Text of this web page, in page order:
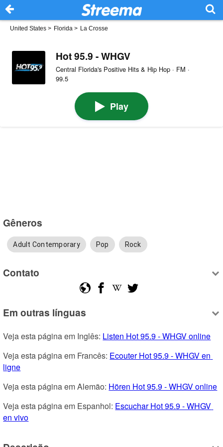
United States > Florida > La Crosse
Hot 95.9 - WHGV
Central Florida's Positive Hits & Hip Hop · FM ·
99.5
Play
Gêneros
Adult Contemporary Pop Rock
Contato
Em outras línguas
Veja esta página em Inglês: Listen Hot 95.9 - WHGV online
Veja esta página em Francês: Ecouter Hot 95.9 - WHGV en
ligne
Veja esta página em Alemão: Hören Hot 95.9 - WHGV online
Veja esta página em Espanhol: Escuchar Hot 95.9 - WHGV
en vivo